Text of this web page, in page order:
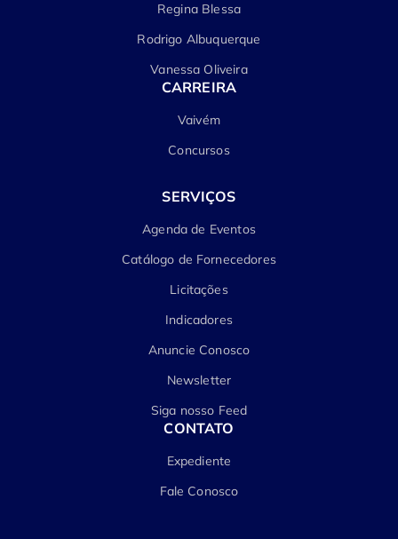
Regina Blessa
Rodrigo Albuquerque
Vanessa Oliveira
CARREIRA
Vaivém
Concursos
SERVIÇOS
Agenda de Eventos
Catálogo de Fornecedores
Licitações
Indicadores
Anuncie Conosco
Newsletter
Siga nosso Feed
CONTATO
Expediente
Fale Conosco